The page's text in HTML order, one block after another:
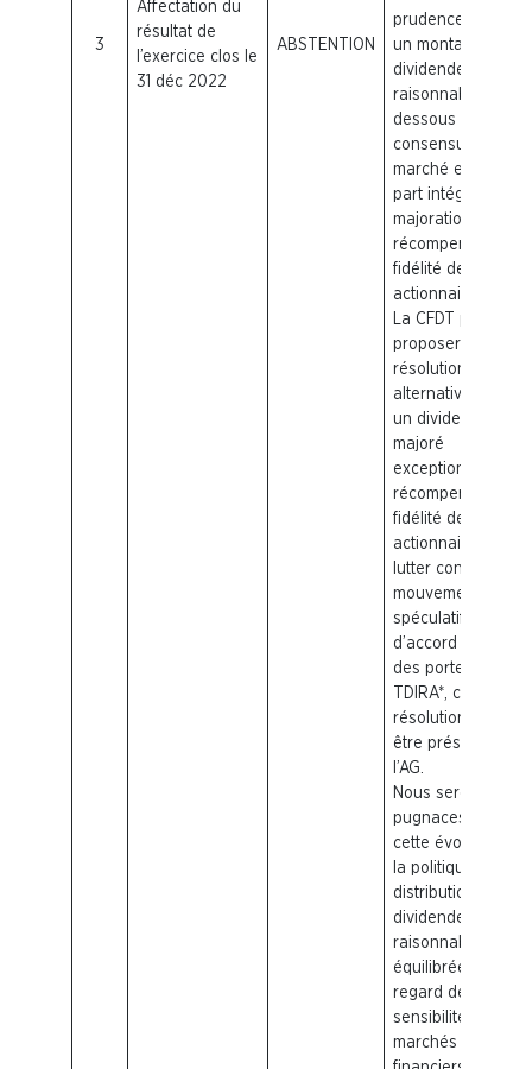
3
Affectation du
résultat de
l’exercice clos le
31 déc 2022
ABSTENTION
prudence en fixant
un montant du
dividende
raisonnable en
dessous du
consensus du
marché et d’autre
part intégrer une
majoration pour
récompenser la
fidélité des
actionnaires.
La CFDT
persiste à
proposer une
résolution
alternative pour
un dividende
majoré
exceptionnel pour
récompenser la
fidélité des
actionnaires et
lutter contre les
mouvements
spéculatifs. Faute
d’accord préalable
des porteurs
TDIRA*, cette
résolution n’a pu
être présentée à
l’AG.
Nous serons
pugnaces sur
cette évolution de
la politique de
distribution des
dividendes plus
raisonnable et
équilibrée. Au
regard de la
sensibilité des
marchés